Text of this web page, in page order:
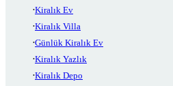
Kiralık Ev
Kiralık Villa
Günlük Kiralık Ev
Kiralık Yazlık
Kiralık Depo